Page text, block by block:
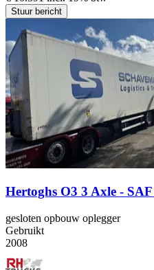
Stuur bericht
Hertoghs O3 3 Axle -
gesloten opbouw oplegger
Gebruikt
2008